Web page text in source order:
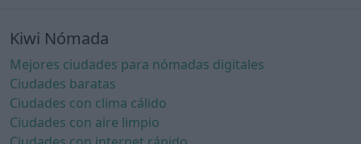
Kiwi Nómada
Mejores ciudades para nómadas digitales
Ciudades baratas
Ciudades con clima cálido
Ciudades con aire limpio